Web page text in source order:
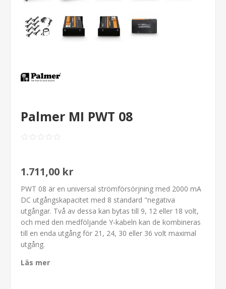
Palmer MI PWT 08
1.711,00 kr
PWT 08 är en universal strömförsörjning med 2000 mA
DC utgångskapacitet med 8 standard "negativa
utgångar. Två av dessa kan bytas till 9, 12 eller 18 volt,
och med den medföljande Y-kabeln kan de kombineras
till en enda utgång för 21, 24, 30 eller 36 volt maximal
utgång.
Läs mer